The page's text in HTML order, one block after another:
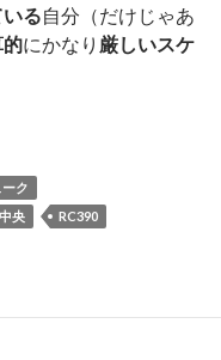
る自分（だけじゃあ
にかなり 厳しいスケ
パ直入に参戦してきま
ク
央
RC390